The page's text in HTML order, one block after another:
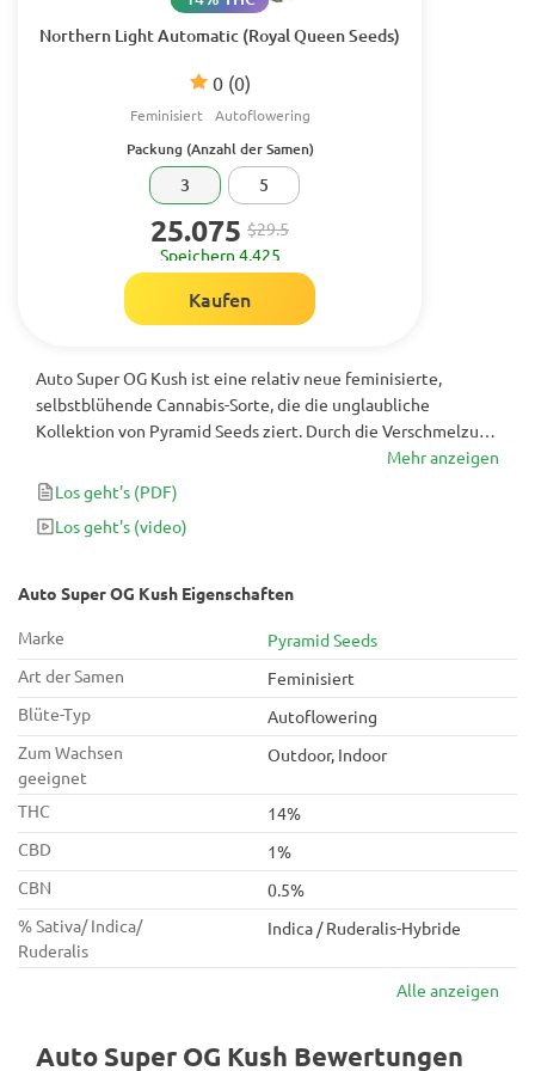
Northern Light Automatic (Royal Queen Seeds)
0 (0)
Feminisiert Autoflowering
Packung (Anzahl der Samen)
3 5
25.075 $29.5
Speichern 4.425
Kaufen
Auto Super OG Kush ist eine relativ neue feminisierte,
selbstblühende Cannabis-Sorte, die die unglaubliche
Kollektion von Pyramid Seeds ziert. Durch die Verschmelzung
zweier angesehener Kush-Sorten segneten die Züchter die
Welt des Cannabis mit einem regelrechten Stern mit
Zitrusaromen und kosmischen Höhen, die die Sinne von Kopf
bis Fuß erfreuen.
Mehr anzeigen
Los geht's (PDF)
Los geht's (video)
Auto Super OG Kush Eigenschaften
Marke
Pyramid Seeds
Art der Samen
Feminisiert
Blüte-Typ
Autoflowering
Zum Wachsen
geeignet
Outdoor, Indoor
THC
14%
CBD
1%
CBN
0.5%
% Sativa/ Indica/
Ruderalis
Indica / Ruderalis-Hybride
Alle anzeigen
Auto Super OG Kush Bewertungen